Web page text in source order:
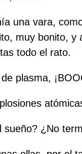
una vara,
muy bonito,
todo el rato.
plasma,
¿No